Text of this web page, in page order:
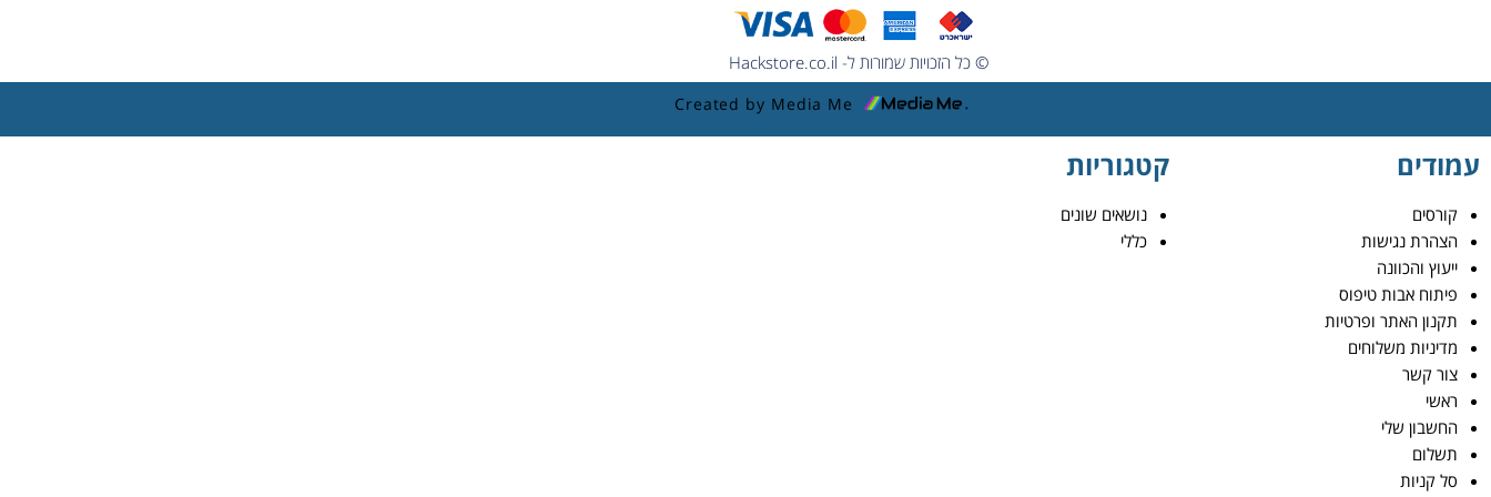
© כל הזכויות שמורות ל- Hackstore.co.il
Created by Media Me
עמודים
קורסים
הצהרת נגישות
ייעוץ והכוונה
פיתוח אבות טיפוס
תקנון האתר ופרטיות
מדיניות משלוחים
צור קשר
ראשי
החשבון שלי
תשלום
סל קניות
קטגוריות
נושאים שונים
כללי